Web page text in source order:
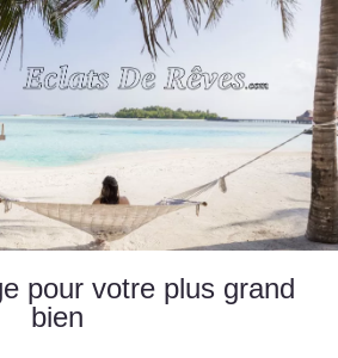
pour votre plus grand
bien